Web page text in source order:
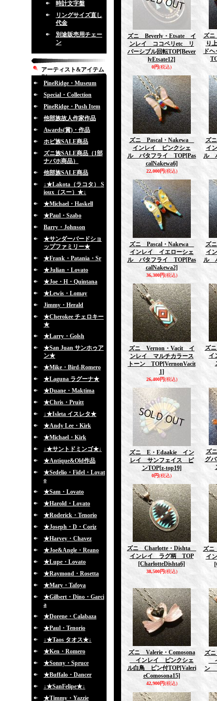
時計文字盤
リングサイズ直し
代金
別途販売用チェー
ン
アーティスト&アイテム
別
PineRidge・Museum
Special・Collection
PineRidge・Push Item
他部族故人作家作品
Awards(賞)・作品
ホピ族SALE商品
ズニ族SALE商品（1部
ナバホ商品）
他部族SALE商品
↓★Lakota（ラコタ） S
ioux（スー）★↓
★Michael・Haskell
★Paul・Szabo
Barry・Johnson
★サンダーバードショ
ップファミリー★
★Frank・Patania・Sr
★Julian・Lovato
★Joe・H・Quintana
★Lewis・Lomay
Jimmy・Herald
★Cherokee チェロキー
★
★Larry・Golsh
★San Juan サンホゥア
ン★
★Mike・Bird-Romero
★Laguna ラグーナ★
★Duane・Maktima
★Chris・Pruitt
↓★Isleta イスレタ★
★Andy Lee・Kirk
★Michael・Kirk
↓★サントドミンゴ★↓
★Antique&Old作品
★Sedelio・Fidel・Lovat
o
★Sam・Lovato
★Harold・Lovato
★Roderick・Tenorio
★Joseph・D・Coriz
★Harvey・Chavez
★Joe&Angle・Reano
★Lupe・Lovato
★Raymond・Rosetta
★Mary・Tafoya
★Gilbert・Dino・Garci
a
★Dorene・Calabaza
★Paul・Tenorio
↓★Taos タオス★↓
★Ken・Romero
★Sonny・Spruce
★Buffalo・Dancer
↓★SanFelipe★↓
★Timmy・Yazzie
ズニ Beverly・Etsate イ
ンレイ ココペリetc リ
バーシブル回転TOP[Bever
lyEtsate12]
0円(税込)
ズ
り
ド
ズニ Pascal・Nakewa
インレイ ピンクシェ
ル バタフライ TOP[Pas
calNakewa6]
22,000円(税込)
ズ
イ
ル
ズニ Pascal・Nakewa
インレイ イエローシェ
ル バタフライ TOP[Pas
calNakewa2]
36,300円(税込)
ズ
イ
ル
ズニ Vernon・Vacit イ
ンレイ マルチカラース
トーン TOP[VernonVacit
1]
26,400円(税込)
ズ
イ
ズニ E・Edaakie イン
レイ サンフェイス ピ
ンTOP[z-top19]
0円(税込)
ズ
グ
ズニ Charlotte・Dishta
インレイ ラグ柄 TOP
[CharlotteDishta6]
38,500円(税込)
ズ
イ
ズニ Valerie・Comosona
インレイ ピンクシェ
ル白鳥 ピン付TOP[Valeri
eComosona15]
42,900円(税込)
ズ
ン